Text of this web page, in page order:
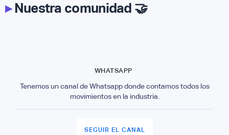
▸Nuestra comunidad 🤝
WHATSAPP
Tenemos un canal de Whatsapp donde contamos todos los
movimientos en la industria.
SEGUIR EL CANAL